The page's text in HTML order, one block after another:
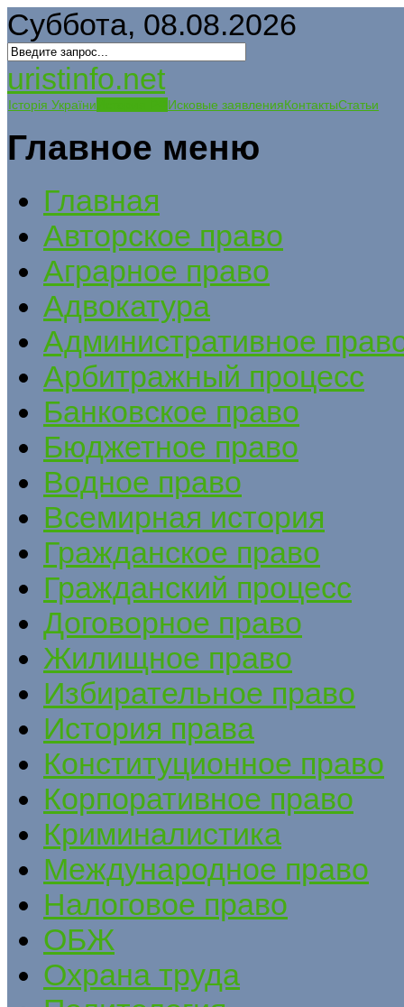
Суббота, 08.08.2026
uristinfo.net
Історія України Исковые заявленияКонтактыСтатьи
Главное меню
Главная
Авторское право
Аграрное право
Адвокатура
Административное
Арбитражный процесс
Банковское право
Бюджетное право
Водное право
Всемирная история
Гражданское право
Гражданский процесс
Договорное право
Жилищное право
Избирательное право
История права
Конституционное право
Корпоративное право
Криминалистика
Международное право
Налоговое право
ОБЖ
Охрана труда